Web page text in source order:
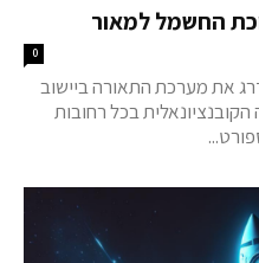
החשמל למאור
0
את מערכת התאורה ביישוב
בכל רחובות